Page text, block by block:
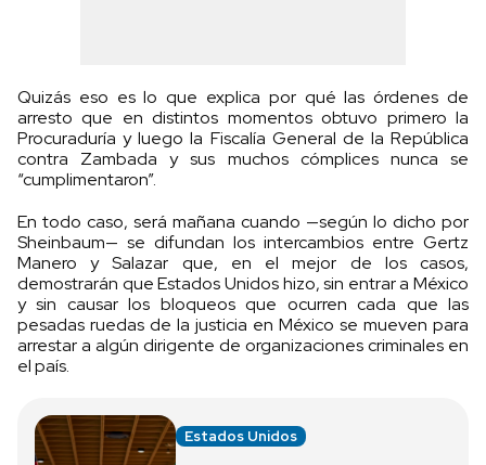
Quizás eso es lo que explica por qué las órdenes de
arresto que en distintos momentos obtuvo primero la
Procuraduría y luego la Fiscalía General de la República
contra Zambada y sus muchos cómplices nunca se
“cumplimentaron”.
En todo caso, será mañana cuando —según lo dicho por
Sheinbaum— se difundan los intercambios entre Gertz
Manero y Salazar que, en el mejor de los casos,
demostrarán que Estados Unidos hizo, sin entrar a México
y sin causar los bloqueos que ocurren cada que las
pesadas ruedas de la justicia en México se mueven para
arrestar a algún dirigente de organizaciones criminales en
el país.
Estados Unidos